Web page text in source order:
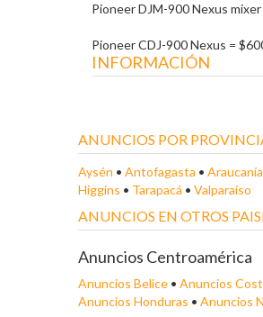
Pioneer DJM-900 Nexus
Pioneer CDJ-900 Nexus =
INFORMACIÓN
ANUNCIOS POR
Aysén • Antofagasta • Araucanía
Higgins • Tarapacá • Valparaíso
ANUNCIOS EN OTROS
Anuncios Centroamérica
Anuncios Belice • Anuncios
Anuncios Honduras • Anuncios